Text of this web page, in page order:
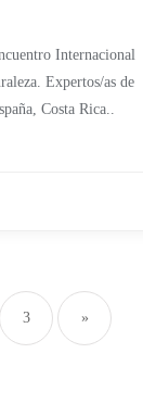
Internacional
Expertos/as de
Costa Rica..
3 »